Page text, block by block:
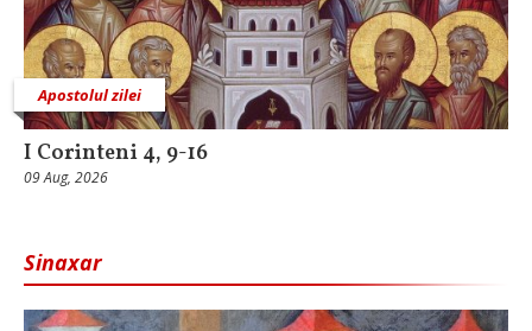
Apostolul zilei
I Corinteni 4, 9-16
09 Aug, 2026
Sinaxar